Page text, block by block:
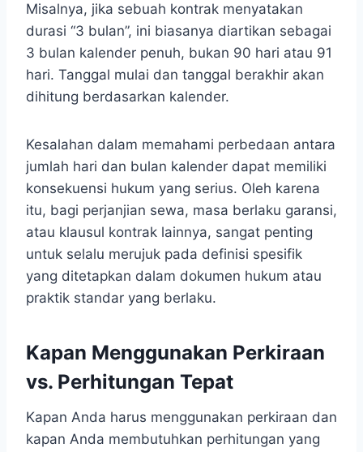
Misalnya, jika sebuah kontrak menyatakan
durasi “3 bulan”, ini biasanya diartikan sebagai
3 bulan kalender penuh, bukan 90 hari atau 91
hari. Tanggal mulai dan tanggal berakhir akan
dihitung berdasarkan kalender.
Kesalahan dalam memahami perbedaan antara
jumlah hari dan bulan kalender dapat memiliki
konsekuensi hukum yang serius. Oleh karena
itu, bagi perjanjian sewa, masa berlaku garansi,
atau klausul kontrak lainnya, sangat penting
untuk selalu merujuk pada definisi spesifik
yang ditetapkan dalam dokumen hukum atau
praktik standar yang berlaku.
Kapan Menggunakan Perkiraan
vs. Perhitungan Tepat
Kapan Anda harus menggunakan perkiraan dan
kapan Anda membutuhkan perhitungan yang